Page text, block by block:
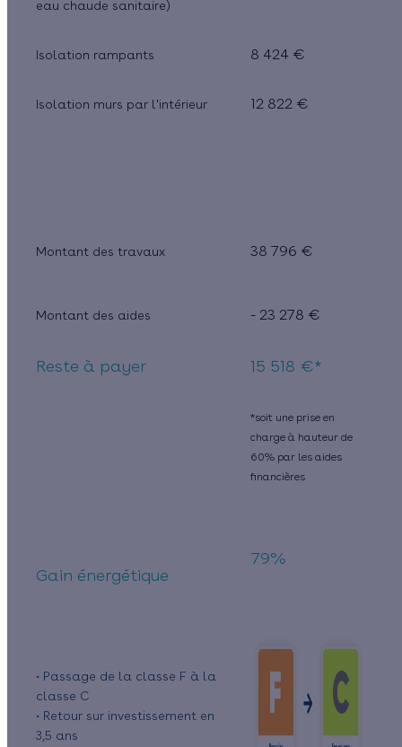
eau chaude sanitaire)
Isolation rampants 8 424 €
Isolation murs par l'intérieur 12 822 €
Montant des travaux 38 796 €
Montant des aides - 23 278 €
Reste à payer 15 518 €*
*soit une prise en
charge à hauteur de
60% par les aides
financières
Gain énergétique
79%
• Passage de la classe F à la
classe C
• Retour sur investissement en
3,5 ans